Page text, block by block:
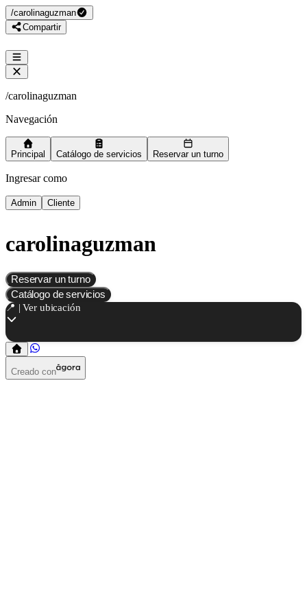
/carolinaguzman
Compartir
/carolinaguzman
Navegación
Principal Catálogo de servicios Reservar un turno
Ingresar como
Admin Cliente
carolinaguzman
Reservar un turno
Catálogo de servicios
📍 | Ver ubicación
Creado con